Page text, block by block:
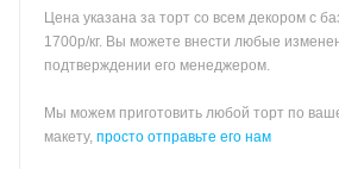
Цена указана за торт со всем декором с
1700р/кг. Вы можете внести любые
подтверждении его менеджером.
Мы можем приготовить любой торт по
макету, просто отправьте его нам